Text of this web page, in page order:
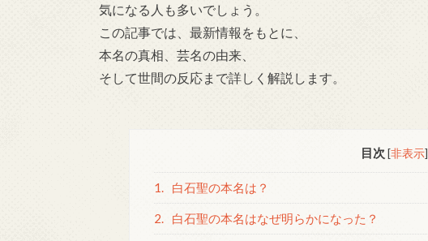
気になる人も多いでしょう。
この記事では、最新情報をもとに、
本名の真相、芸名の由来、
そして世間の反応まで詳しく解説します。
目次 [非表示]
1. 白石聖の本名は？
2. 白石聖の本名はなぜ明らかになった？